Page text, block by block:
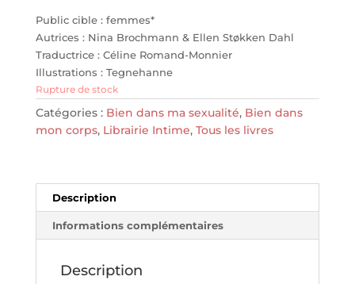
Public cible : femmes*
Autrices : Nina Brochmann & Ellen Støkken Dahl
Traductrice : Céline Romand-Monnier
Illustrations : Tegnehanne
Rupture de stock
Catégories : Bien dans ma sexualité, Bien dans
mon corps, Librairie Intime, Tous les livres
Description
Informations complémentaires
Description